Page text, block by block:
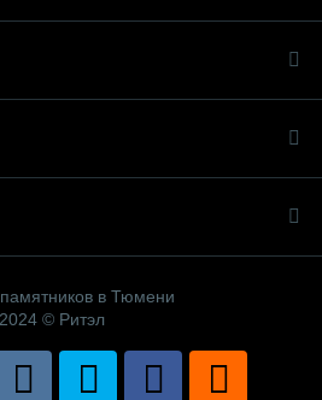
в Тюмени
2024 © Ритэл